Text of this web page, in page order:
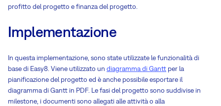
profitto del progetto e finanza del progetto.
Implementazione
In questa implementazione, sono state utilizzate le funzionalità di
base di Easy8. Viene utilizzato un diagramma di Gantt per la
pianificazione del progetto ed è anche possibile esportare il
diagramma di Gantt in PDF. Le fasi del progetto sono suddivise in
milestone, i documenti sono allegati alle attività o alla